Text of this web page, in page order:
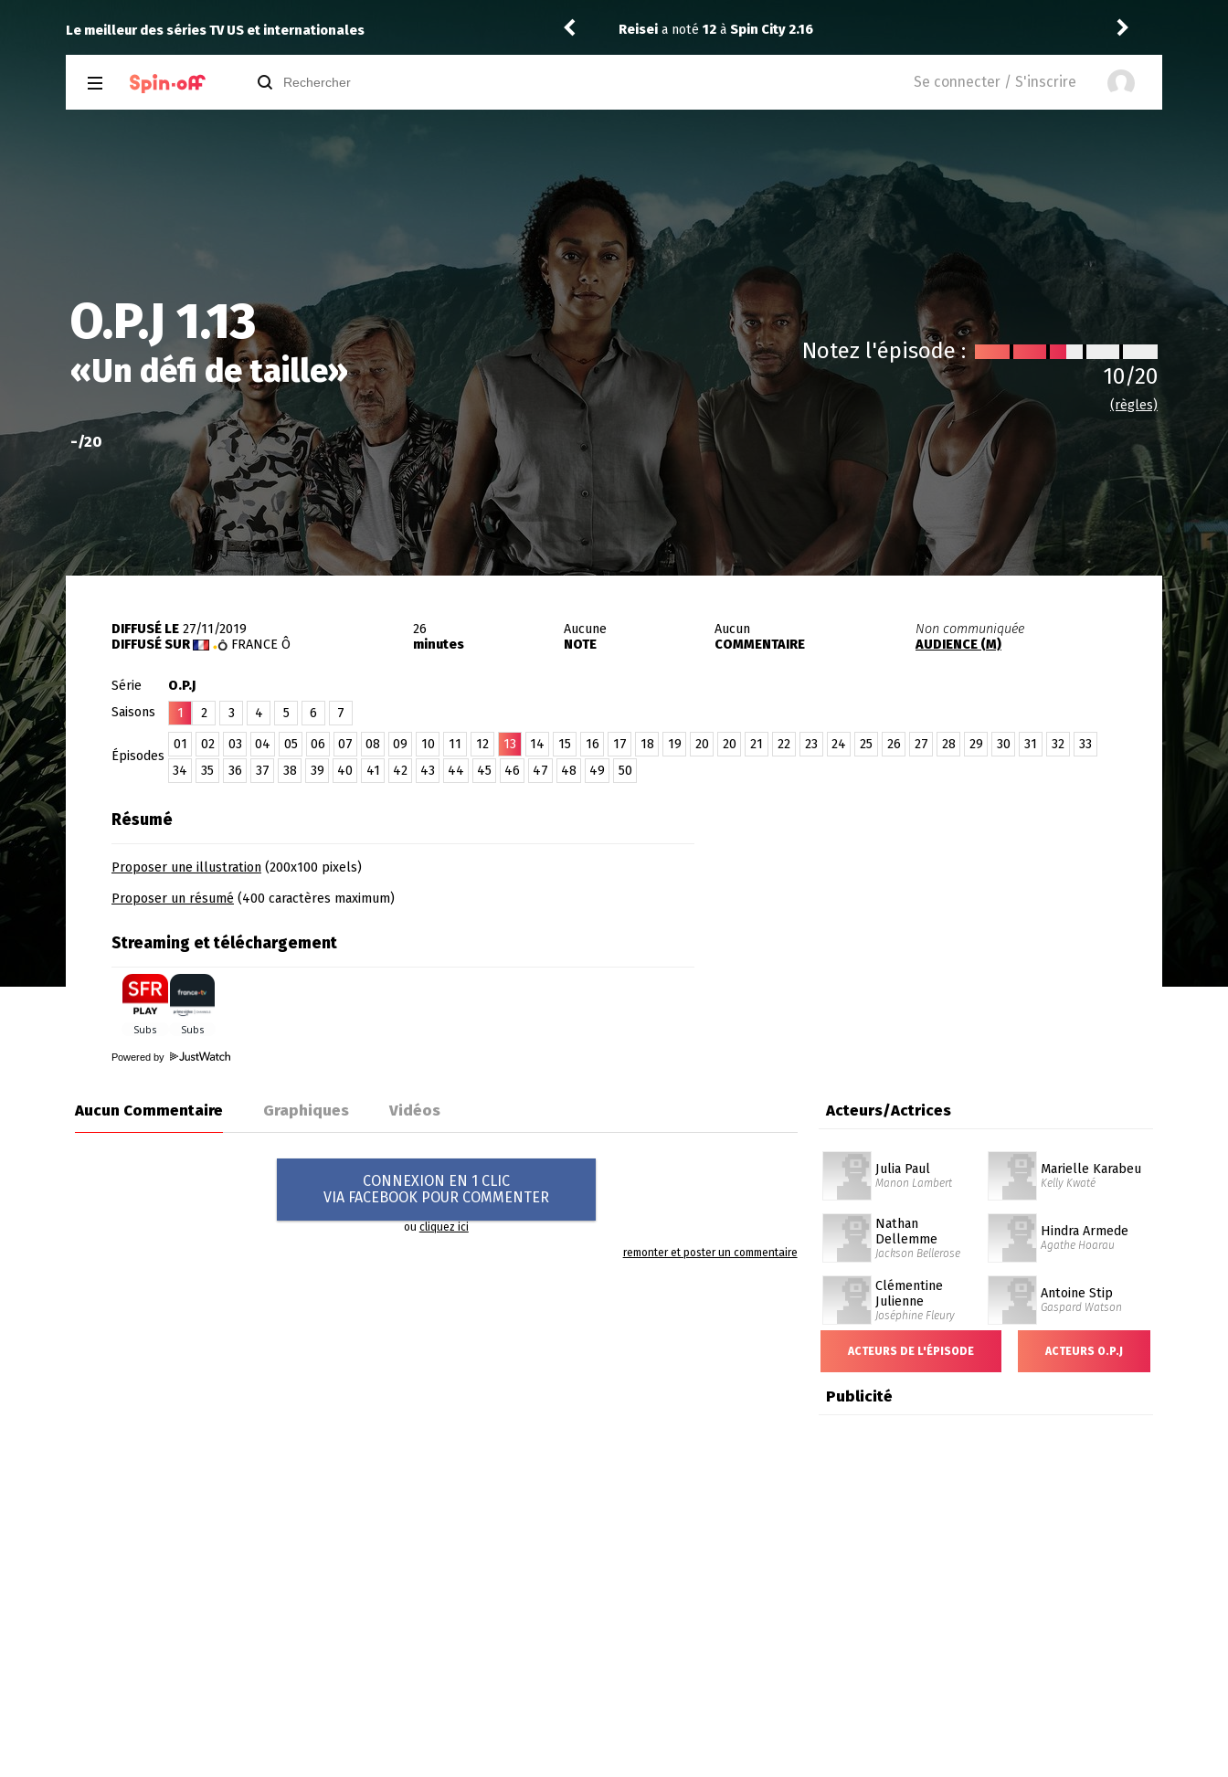
Le meilleur des séries TV US et internationales
Reiseia noté Thibola noté
Se connecter / S'inscrire
O.P.J 1.13
«Un défi de taille»
-/20
Notez l'épisode :
10/20
(règles)
DIFFUSÉ LE 27/11/2019
DIFFUSÉ SUR
FRANCE Ô
26
minutes
Aucune
NOTE
Aucun
COMMENTAIRE
Non communiquée
AUDIENCE (M)
Série
O.P.J
Saisons
1 2 3 4 5 6 7
Épisodes
01 02 03 04 05 06 07 08 09 10 11 12 13 14 15 16 17 18 19 20 20 21 22 23 24 25 26 27 28 29 30 31 32
33
34
35 36 37 38 39 40 41 42 43 44 45 46 47 48 49 50
Résumé
Proposer une illustration (200x100 pixels)
Proposer un résumé (400 caractères maximum)
Streaming et téléchargement
Powered by
Aucun Commentaire Graphiques Vidéos
CONNEXION EN 1 CLIC
VIA FACEBOOK POUR COMMENTER
oucliquez ici
remonter et poster un commentaire
Acteurs/Actrices
Julia Paul
Manon Lambert
Marielle Karabeu
Kelly Kwaté
Nathan
Dellemme
Jackson Bellerose
Hindra Armede
Agathe Hoarau
Clémentine
Julienne
Joséphine Fleury
Antoine Stip
Gaspard Watson
ACTEURS DE L'ÉPISODE ACTEURS O.P.J
Publicité